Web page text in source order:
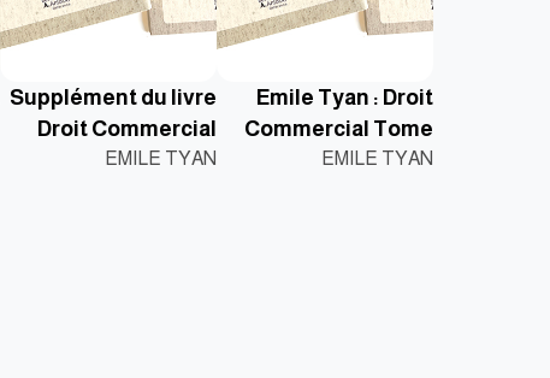
Emile Tyan : Droit
Commercial Tome
1+supplement
EMILE TYAN
Supplément du livre
Droit Commercial
EMILE TYAN